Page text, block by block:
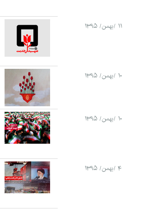
۱۱ /بهمن/ ۱۳۹۵
۱۰ /بهمن/ ۱۳۹۵
۱۰ /بهمن/ ۱۳۹۵
۴ /بهمن/ ۱۳۹۵